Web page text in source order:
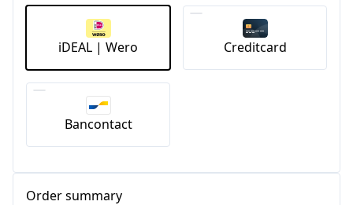
iDEAL | Wero Creditcard
Bancontact
Order summary